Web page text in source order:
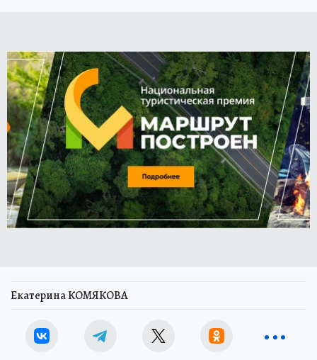
Екатерина КОМЯКОВА